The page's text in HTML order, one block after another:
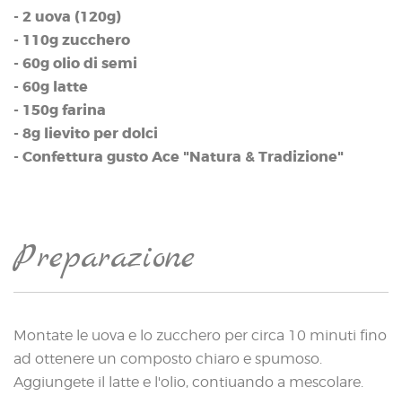
- 2 uova (120g)
- 110g zucchero
- 60g olio di semi
- 60g latte
- 150g farina
- 8g lievito per dolci
- Confettura gusto Ace "Natura & Tradizione"
Preparazione
Montate le uova e lo zucchero per circa 10 minuti fino
ad ottenere un composto chiaro e spumoso.
Aggiungete il latte e l'olio, contiuando a mescolare.